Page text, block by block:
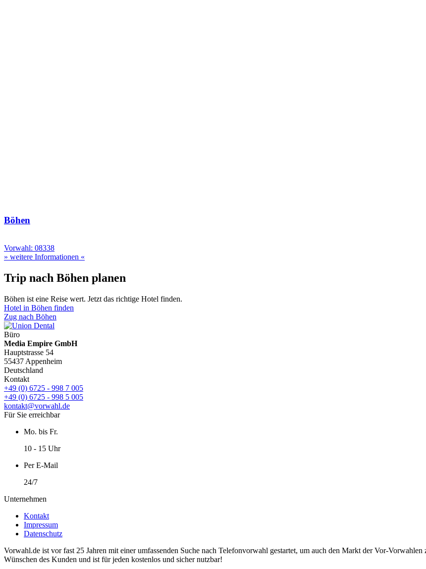
Böhen
Vorwahl: 08338
» weitere Informationen «
Trip nach Böhen planen
Böhen ist eine Reise wert. Jetzt das richtige Hotel finden.
Hotel in Böhen finden
Zug nach Böhen
Büro
Media Empire GmbH
Hauptstrasse 54
55437 Appenheim
Deutschland
Kontakt
+49 (0) 6725 - 998 7 005
+49 (0) 6725 - 998 5 005
kontakt@vorwahl.de
Für Sie erreichbar
Mo. bis Fr.
10 - 15 Uhr
Per E-Mail
24/7
Unternehmen
Kontakt
Impressum
Datenschutz
Vorwahl.de ist vor fast 25 Jahren mit einer umfassenden Suche nach Telefonvorwahl gestartet, um auch den Markt der Vor-
Wünschen des Kunden und ist für jeden kostenlos und sicher nutzbar!